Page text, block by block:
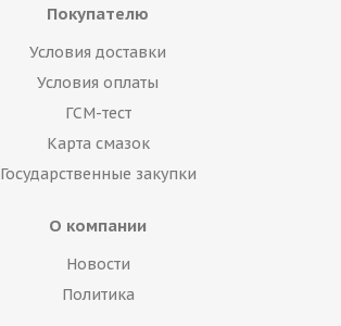
Покупателю
Условия доставки
Условия оплаты
ГСМ-тест
Карта смазок
Государственные закупки
О компании
Новости
Политика